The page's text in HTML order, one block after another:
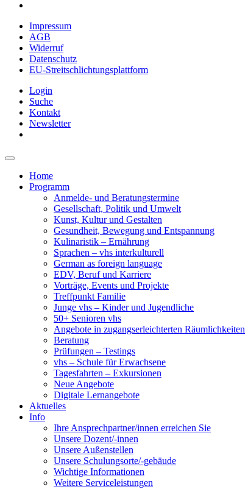
Impressum
AGB
Widerruf
Datenschutz
EU-Streitschlichtungsplattform
Login
Suche
Kontakt
Newsletter
Home
Programm
Anmelde- und Beratungstermine
Gesellschaft, Politik und Umwelt
Kunst, Kultur und Gestalten
Gesundheit, Bewegung und Entspannung
Kulinaristik – Ernährung
Sprachen – vhs interkulturell
German as foreign language
EDV, Beruf und Karriere
Vorträge, Events und Projekte
Treffpunkt Familie
Junge vhs – Kinder und Jugendliche
50+ Senioren vhs
Angebote in zugangserleichterten Räumlichkeiten
Beratung
Prüfungen – Testings
vhs – Schule für Erwachsene
Tagesfahrten – Exkursionen
Neue Angebote
Digitale Lernangebote
Aktuelles
Info
Ihre Ansprechpartner/innen erreichen Sie
Unsere Dozent/-innen
Unsere Außenstellen
Unsere Schulungsorte/-gebäude
Wichtige Informationen
Weitere Serviceleistungen